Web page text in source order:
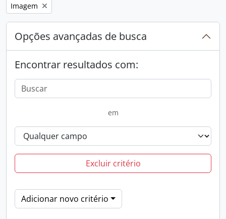
Remover filtro:
Imagem
Opções avançadas de busca
Encontrar resultados com:
em
Excluir critério
Adicionar novo critério